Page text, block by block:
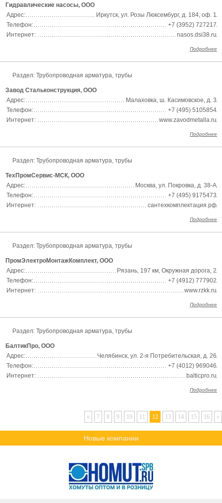
Гидравлические насосы, ООО
Адрес:
Иркутск, ул. Розы Люксембург, д. 184, оф. 1
Телефон:
+7 (3952) 727217
Интернет:
nasos.dsi38.ru
Подробнее
Раздел: Трубопроводная арматура, трубы
Завод Стальконструкция, ООО
Адрес:
Малаховка, ш. Касимовское, д. 3
Телефон:
+7 (495) 5105854
Интернет:
www.zavodmetalla.ru
Подробнее
Раздел: Трубопроводная арматура, трубы
ТехПромСервис-МСК, ООО
Адрес:
Москва, ул. Покровка, д. 38-А
Телефон:
+7 (495) 9175473
Интернет:
сантехкомплектация.рф
Подробнее
Раздел: Трубопроводная арматура, трубы
ПромЭлектроМонтажКомплект, ООО
Адрес:
Рязань, 197 км, Окружная дорога, 2
Телефон:
+7 (4912) 777902
Интернет:
www.rzkk.ru
Подробнее
Раздел: Трубопроводная арматура, трубы
БалтикПро, ООО
Адрес:
Челябинск, ул. 2-я Потребительская, д. 26
Телефон:
+7 (4012) 969046
Интернет:
balticpro.ru
Подробнее
« 7 8 9 10 11 12 13 14 15 16 »
Новые компании